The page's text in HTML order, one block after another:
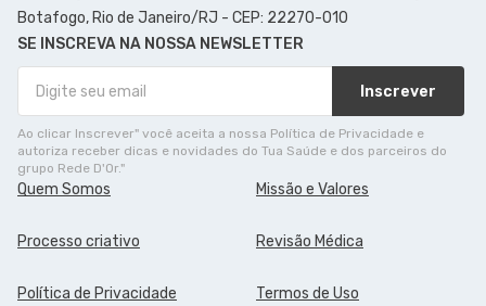
Botafogo, Rio de Janeiro/RJ - CEP: 22270-010
SE INSCREVA NA NOSSA NEWSLETTER
Inscrever
Ao clicar Inscrever" você aceita a nossa Política de Privacidade e
autoriza receber dicas e novidades do Tua Saúde e dos parceiros do
grupo Rede D'Or."
Quem Somos Missão e Valores
Processo criativo Revisão Médica
Política de Privacidade Termos de Uso